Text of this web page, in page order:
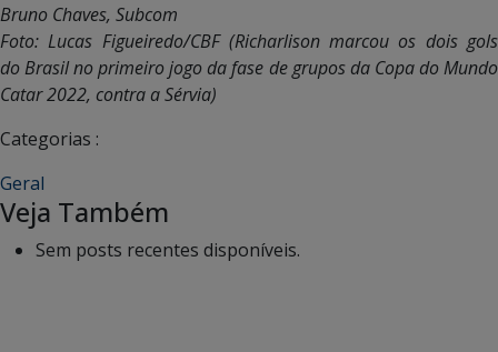
Bruno Chaves, Subcom
Foto:Lucas Figueiredo/CBF (Richarlison marcou os dois gols
do Brasil no primeiro jogo da fase de grupos da Copa do Mundo
Catar 2022, contra a Sérvia)
Categorias :
Geral
Veja Também
Sem posts recentes disponíveis.